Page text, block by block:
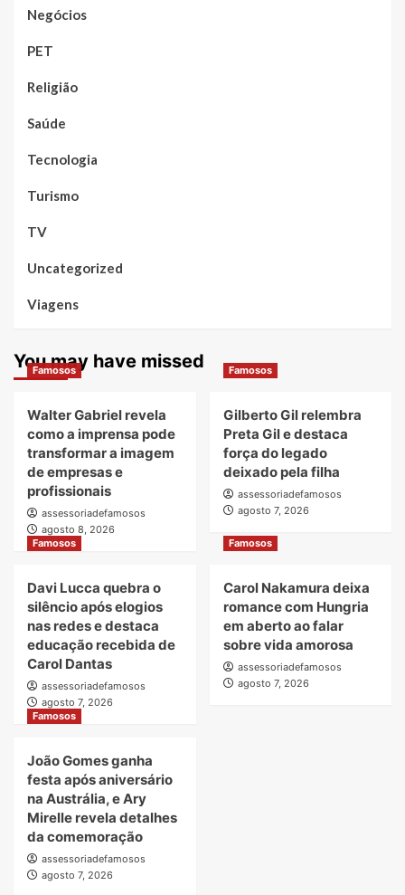
Negócios
PET
Religião
Saúde
Tecnologia
Turismo
TV
Uncategorized
Viagens
You may have missed
Famosos
Walter Gabriel revela
como a imprensa pode
transformar a imagem
de empresas e
profissionais
assessoriadefamosos
agosto 8, 2026
Famosos
Gilberto Gil relembra
Preta Gil e destaca
força do legado
deixado pela filha
assessoriadefamosos
agosto 7, 2026
Famosos
Davi Lucca quebra o
silêncio após elogios
nas redes e destaca
educação recebida de
Carol Dantas
assessoriadefamosos
agosto 7, 2026
Famosos
Carol Nakamura deixa
romance com Hungria
em aberto ao falar
sobre vida amorosa
assessoriadefamosos
agosto 7, 2026
Famosos
João Gomes ganha
festa após aniversário
na Austrália, e Ary
Mirelle revela detalhes
da comemoração
assessoriadefamosos
agosto 7, 2026